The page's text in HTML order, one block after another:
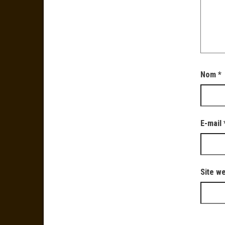
Nom*
E-mail
Site